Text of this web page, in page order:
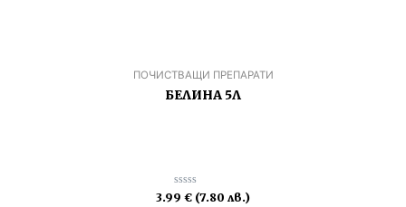
ПОЧИСТВАЩИ ПРЕПАРАТИ
БЕЛИНА 5Л
Rated
3.99 € (7.80 лв.)